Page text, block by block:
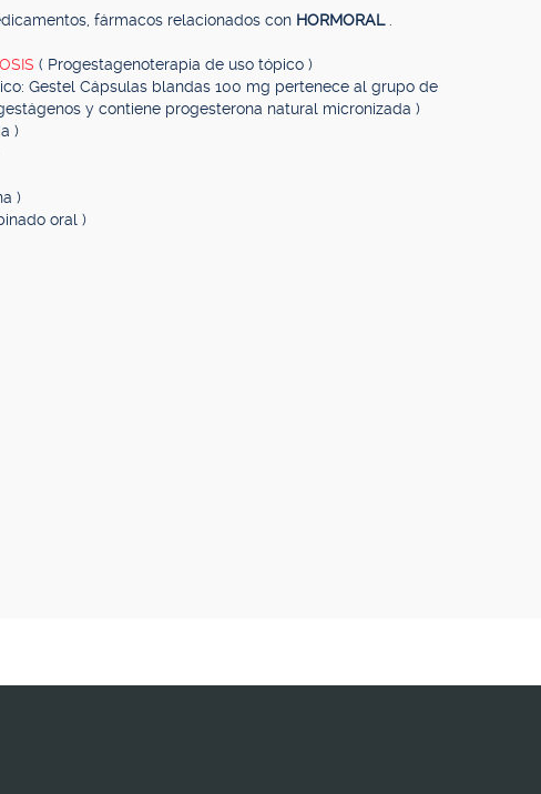
fármacos relacionados con HORMORAL
( Progestagenoterapia de uso tópico )
Gestel Cápsulas blandas 100 mg pertenece al grupo de
y contiene progesterona natural micronizada )
)
)
oral )